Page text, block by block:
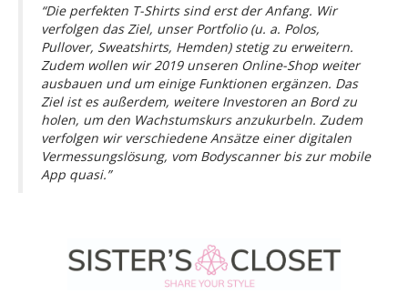
“Die perfekten T-Shirts sind erst der Anfang. Wir
verfolgen das Ziel, unser Portfolio (u. a. Polos,
Pullover, Sweatshirts, Hemden) stetig zu erweitern.
Zudem wollen wir 2019 unseren Online-Shop weiter
ausbauen und um einige Funktionen ergänzen. Das
Ziel ist es außerdem, weitere Investoren an Bord zu
holen, um den Wachstumskurs anzukurbeln. Zudem
verfolgen wir verschiedene Ansätze einer digitalen
Vermessungslösung, vom Bodyscanner bis zur mobile
App quasi.”